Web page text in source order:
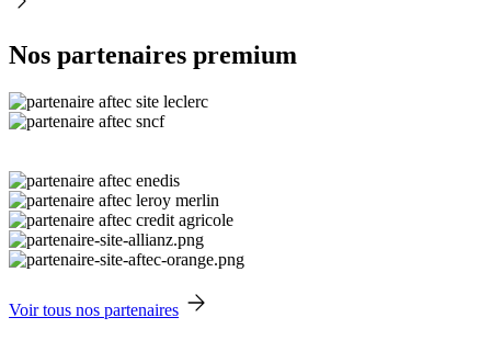
Nos partenaires premium
Voir tous nos partenaires